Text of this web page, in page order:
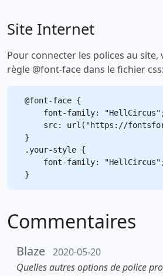
Site Internet
Pour connecter les polices au site,
règle @font-face dans le fichier css:
@font-face {
font-family:
src: url("https://
}
.your-style {
font-family:
Commentaires
Blaze 2020-05-20
Quelles autres options de police